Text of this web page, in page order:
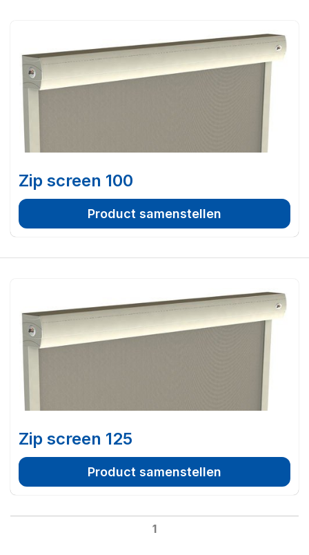
Zip screen 100
Product samenstellen
Zip screen 125
Product samenstellen
1